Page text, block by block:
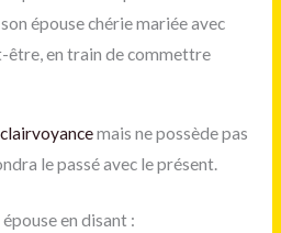
épouse chérie mariée avec
être, en train de commettre
clairvoyancemais ne possède pas
le passé avec le présent.
en disant :